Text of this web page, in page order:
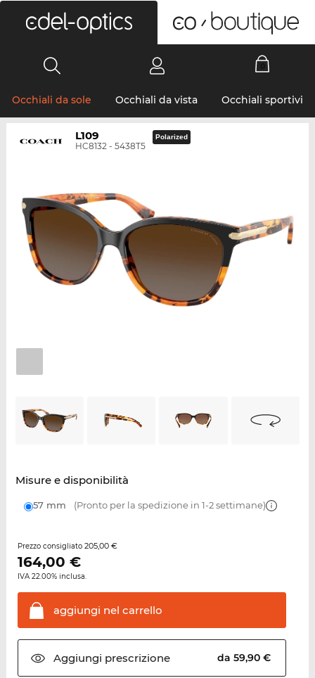
Occhiali da sole Occhiali da vista Occhiali sportivi
L109
HC8132 - 5438T5
Polarized
Misure e disponibilità
57 mm (Pronto per la spedizione in 1-2 settimane)
Prezzo consigliato 205,00 €
164,00 €
IVA 22.00% inclusa.
aggiungi nel carrello
Aggiungi prescrizione da 59,90 €